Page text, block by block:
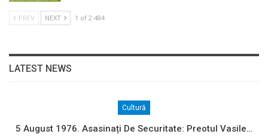
PREV NEXT 1 of 2.484
LATEST NEWS
Cultură
5 August 1976. Asasinați De Securitate: Preotul Vasile…